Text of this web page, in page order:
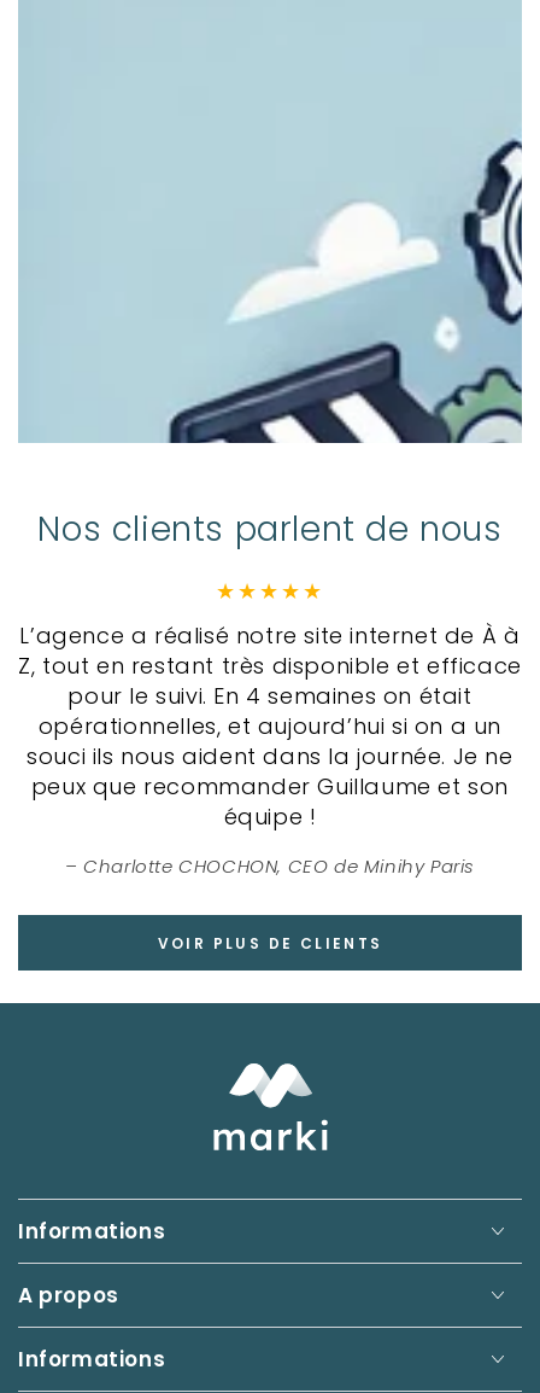
Nos clients parlent de nous
L’agence a réalisé notre site internet de À à
Z, tout en restant très disponible et efficace
pour le suivi. En 4 semaines on était
opérationnelles, et aujourd’hui si on a un
souci ils nous aident dans la journée. Je ne
peux que recommander Guillaume et son
équipe !
Charlotte CHOCHON, CEO de Minihy Paris
VOIR PLUS DE CLIENTS
Informations
A propos
Informations